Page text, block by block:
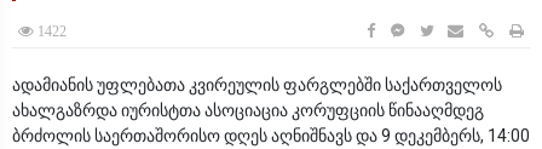
1422
ადამიანის უფლებათა კვირეულის ფარგლებში საქართველოს
ახალგაზრდა იურისტთა ასოციაცია კორუფციის წინააღმდეგ
ბრძოლის საერთაშორისო დღეს აღნიშნავს და 9 დეკემბერს, 14:00